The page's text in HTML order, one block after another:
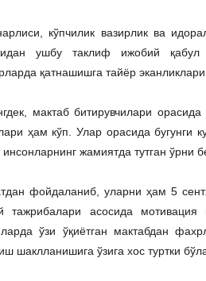
кўпчилик вазирлик ва
ушбу таклиф ижобий қабул
қатнашишга тайёр
мактаб битирувчилари
ҳам кўп. Улар орасида бугунги
жамиятда тутган ўрни
фойдаланиб, уларни ҳам 5
тажрибалари асосида
ўзи ўқиётган мактабдан
шаклланишига ўзига хос туртки